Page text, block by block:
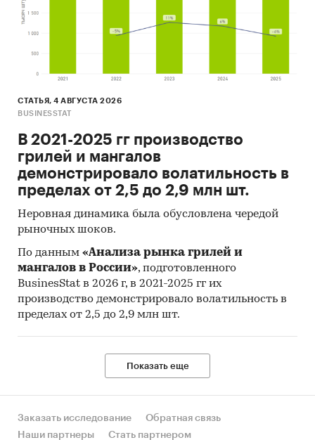
СТАТЬЯ, 4 АВГУСТА 2026
BUSINESSTAT
В 2021-2025 гг производство
грилей и мангалов
демонстрировало волатильность в
пределах от 2,5 до 2,9 млн шт.
Неровная динамика была обусловлена чередой
рыночных шоков.
По данным «Анализа рынка грилей и
мангалов в России», подготовленного
BusinesStat в 2026 г, в 2021-2025 гг их
производство демонстрировало волатильность в
пределах от 2,5 до 2,9 млн шт.
Показать еще
Заказать исследование
Обратная связь
Наши партнеры
Стать партнером